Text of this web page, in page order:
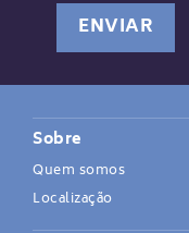
Sobre
Quem somos
Localização